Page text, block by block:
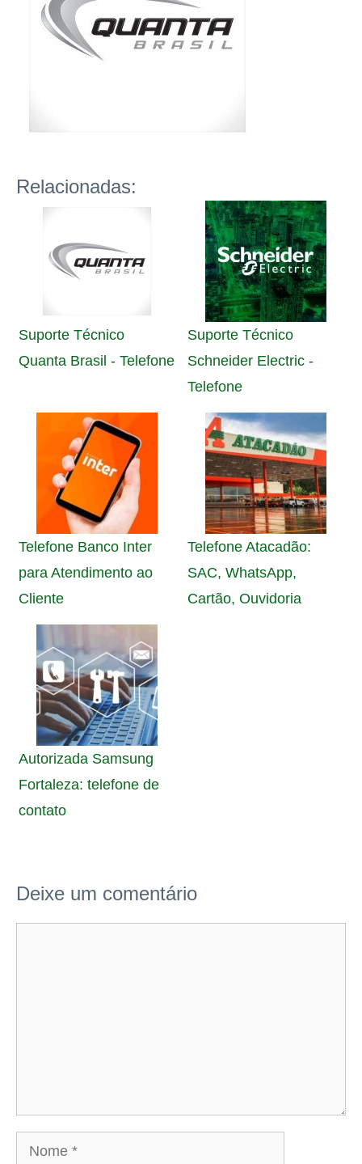
Relacionadas:
Suporte Técnico
Quanta Brasil - Telefone
Suporte Técnico
Schneider Electric -
Telefone
Telefone Banco Inter
para Atendimento ao
Cliente
Telefone Atacadão:
SAC, WhatsApp,
Cartão, Ouvidoria
Autorizada Samsung
Fortaleza: telefone de
contato
Deixe um comentário
Nome